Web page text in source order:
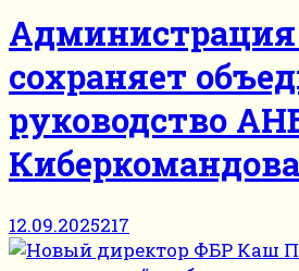
сохраняет
руководство
12.09.2025217